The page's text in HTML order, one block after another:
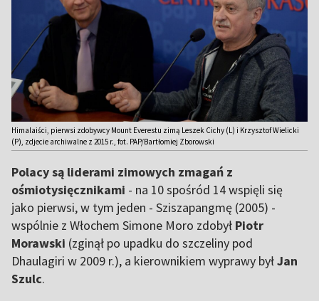
Himalaiści, pierwsi zdobywcy Mount Everestu zimą Leszek Cichy (L) i Krzysztof Wielicki
(P), zdjecie archiwalne z 2015 r., fot. PAP/Bartłomiej Zborowski
Polacy są liderami zimowych zmagań z
ośmiotysięcznikami - na 10 spośród 14 wspięli się
jako pierwsi, w tym jeden - Sziszapangmę (2005) -
wspólnie z Włochem Simone Moro zdobył Piotr
Morawski (zginął po upadku do szczeliny pod
Dhaulagiri w 2009 r.), a kierownikiem wyprawy byłJan
Szulc.